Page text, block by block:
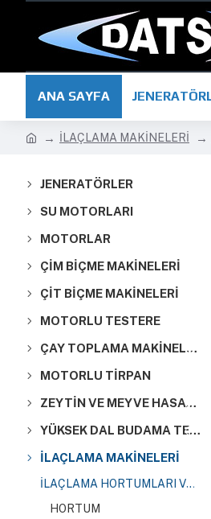
ANA SAYFA
İLAÇLAMA MAKİNELERİ
JENERATÖRLER
SU MOTORLARI
MOTORLAR
ÇİM BİÇME MAKİNELERİ
ÇİT BİÇME MAKİNELERİ
MOTORLU TESTERE
ÇAY TOPLAMA MAKİNELERİ
MOTORLU TIRPAN
ZEYTİN VE MEYVE HASAT MAKİNALARI
YÜKSEK DAL BUDAMA TESTERELER
İLAÇLAMA MAKİNELERİ
İLAÇLAMA HORTUMLARI VE TABANCALARI
HORTUM